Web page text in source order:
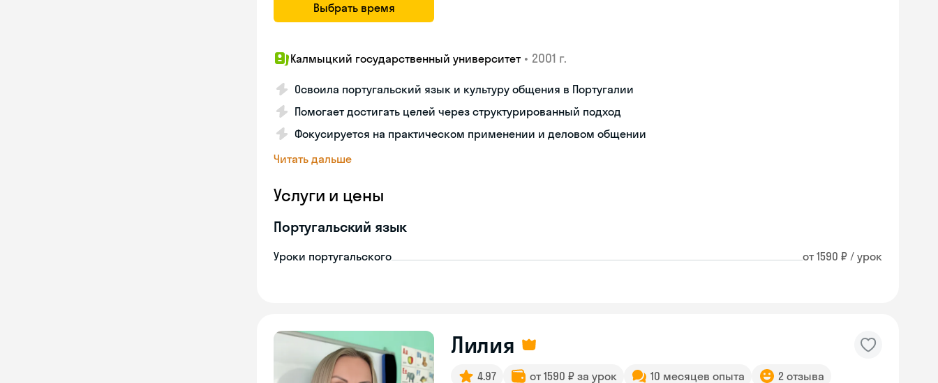
Выбрать время
Калмыцкий государственный университет • 2001 г.
Освоила португальский язык и культуру общения в Португалии
Помогает достигать целей через структурированный подход
Фокусируется на практическом применении и деловом общении
Читать дальше
Услуги и цены
Португальский язык
Уроки португальского от 1590 ₽ / урок
Лилия
4.97 от 1590 ₽ за урок 10 месяцев опыта 2 отзыва